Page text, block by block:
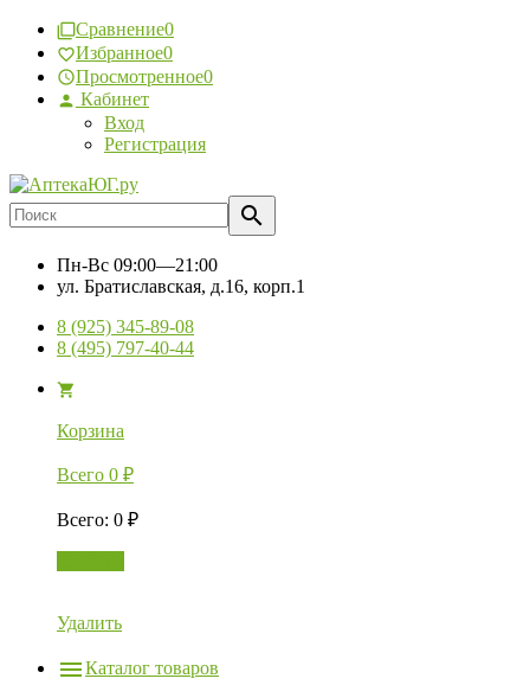
Сравнение0
Избранное0
Просмотренное0
Кабинет
Вход
Регистрация
Пн-Вс 09:00—21:00
ул. Братиславская, д.16, корп.1
8 (925) 345-89-08
8 (495) 797-40-44
Корзина
Всего 0 ₽
Всего: 0 ₽
Удалить
Каталог товаров